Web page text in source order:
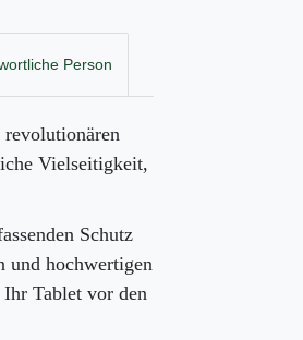
Person
revolutionären
Vielseitigkeit,
Schutz
und hochwertigen
Ihr Tablet vor den